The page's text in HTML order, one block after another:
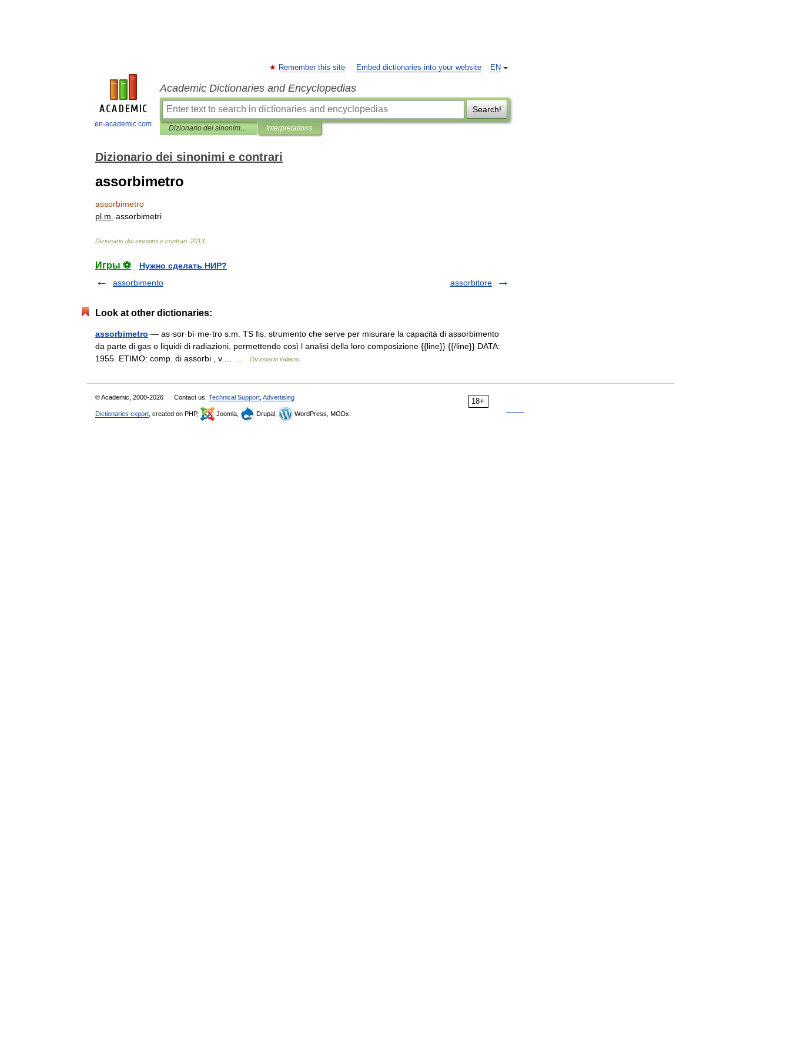
en-academic.com
EN
Remember this site Embed dictionaries into your website
Academic Dictionaries and Encyclopedias
Search!
Dizionario dei sinonimi e contrari Interpretations
Dizionario dei sinonimi e contrari
assorbimetro
assorbimetro
pl m assorbimetri
Dizionario dei sinonimi e contrari. 2013
Игры ⚽
Нужно сделать НИР?
assorbimento
assorbitore
Look at other dictionaries:
assorbimetro — as·sor·bì·me·tro s.m. TS fis. strumento che serve per misurare la capacità di assorbimento
da parte di gas o liquidi di radiazioni, permettendo così l analisi della loro composizione {{line}} {{/line}} DATA:
1955. ETIMO: comp. di assorbi , v.… …
Dizionario italiano
18+
© Academic, 2000-2026 Contact us: Technical Support Advertising
Dictionaries export , created on PHP, Joomla, Drupal, WordPress, MODx.